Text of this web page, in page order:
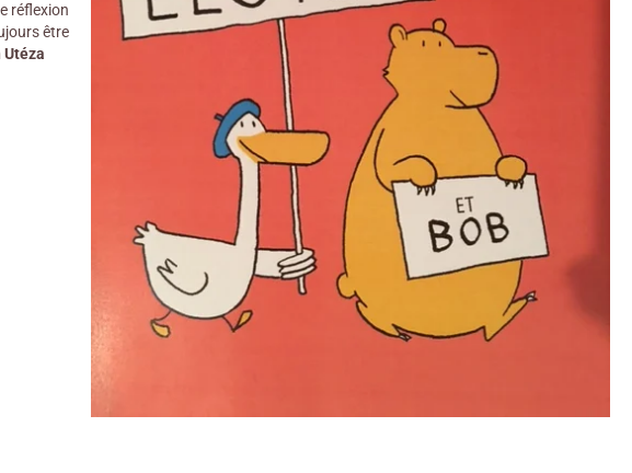
réflexion
être
Utéza